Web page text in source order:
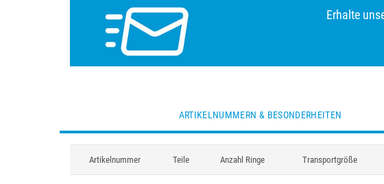
Erhalte
ARTIKELNUMMERN & BESONDERHEITEN
Artikelnummer Teile Anzahl Ringe Transportgröße